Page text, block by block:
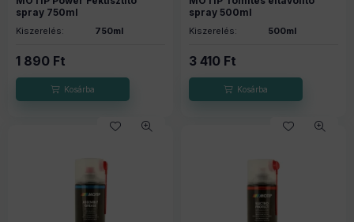
spray 750ml
Kiszerelés: 750ml
1 890 Ft
spray 500ml
Kiszerelés: 500ml
3 410 Ft